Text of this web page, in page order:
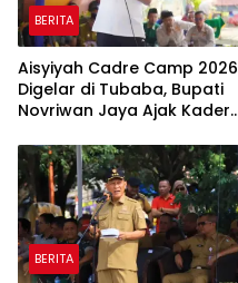
BERITA
Aisyiyah Cadre Camp 2026
Digelar di Tubaba, Bupati
Novriwan Jaya Ajak Kader
Pembangunan
BERITA